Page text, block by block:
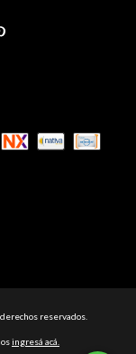
reservados.
ingresá acá.